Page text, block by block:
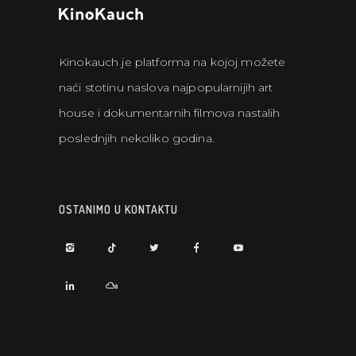
Kinokauch je platforma na kojoj možete
naći stotinu naslova najpopularnijih art
house i dokumentarnih filmova nastalih
poslednjih nekoliko godina.
OSTANIMO U KONTAKTU